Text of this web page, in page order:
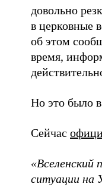
довольно
в церковные
об этом
время,
Но это было
Сейчас
«Вселенский
ситуации на